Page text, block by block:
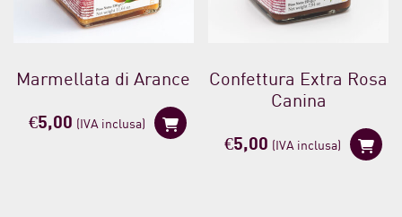
Marmellata di Arance
€5,00 (IVA inclusa)
Confettura Extra Rosa
Canina
€5,00 (IVA inclusa)